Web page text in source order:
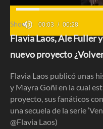
0
of
Show
Flavia Laos, Ale Fuller
nuevo proyecto
Flavia Laos publicó unas
y Mayra Goñi en la cual
proyecto, sus fanáticos
una secuela de la serie
@Flavia Laos)